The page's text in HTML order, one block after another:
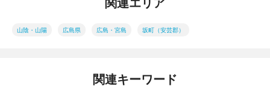
山陰・山陽 広島県 広島・宮島 坂町（安芸郡）
関連キーワード